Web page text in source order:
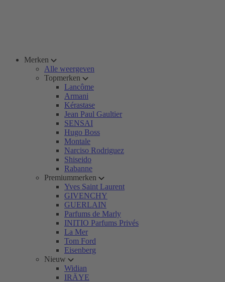
Merken
Alle weergeven
Topmerken
Lancôme
Armani
Kérastase
Jean Paul Gaultier
SENSAI
Hugo Boss
Montale
Narciso Rodriguez
Shiseido
Rabanne
Premiummerken
Yves Saint Laurent
GIVENCHY
GUERLAIN
Parfums de Marly
INITIO Parfums Privés
La Mer
Tom Ford
Eisenberg
Nieuw
Widian
IRÄYE